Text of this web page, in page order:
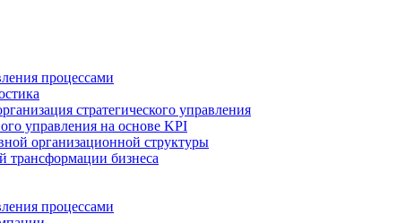
процессами
стратегического управления
управления на основе KPI
организационной структуры
трансформации бизнеса
процессами